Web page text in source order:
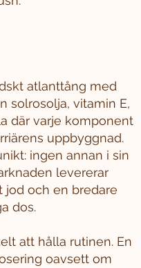
atlanttång med
solrosolja, vitamin E,
där varje komponent
uppbyggnad.
ingen annan i sin
levererar
jod och en bredare
dos.
att hålla rutinen. En
oavsett om